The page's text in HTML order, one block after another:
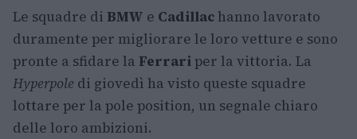
Le squadre di BMW e Cadillac hanno lavorato
duramente per migliorare le loro vetture e sono
pronte a sfidare la Ferrariper la vittoria. La
Hyperpole di giovedì ha visto queste squadre
lottare per la pole position, un segnale chiaro
delle loro ambizioni.